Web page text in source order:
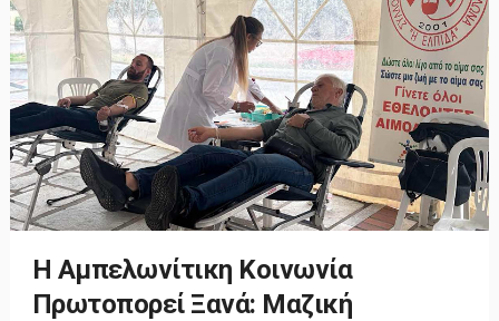
Η Αμπελωνίτικη Κοινωνία
Πρωτοπορεί Ξανά: Μαζική